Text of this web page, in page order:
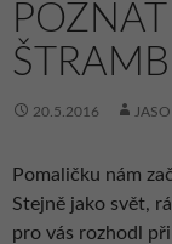
POZNAT
20.5.2016
Pomaličku nám
Stejně jako svět,
pro vás rozhodl